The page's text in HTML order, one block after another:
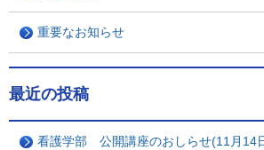
重要なお知らせ
最近の投稿
看護学部 公開講座のおしらせ(11月14